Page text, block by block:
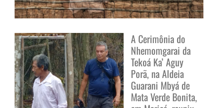
A Cerimônia do
Nhemomgarai da
Tekoá Ka’ Aguy
Porã, na Aldeia
Guarani Mbyá de
Mata Verde Bonita,